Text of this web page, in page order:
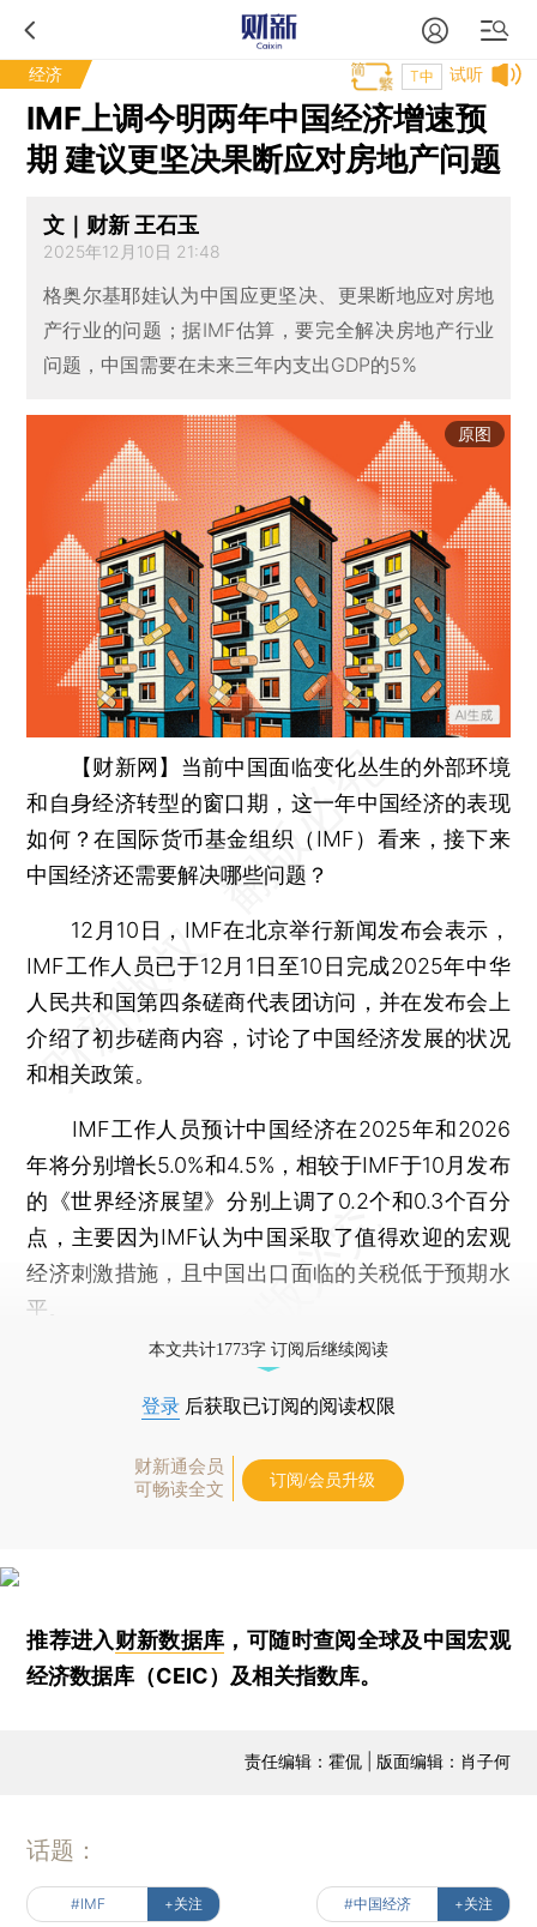
经济 试听
T中
IMF上调今明两年中国经济增速预
期 建议更坚决果断应对房地产问题
文｜财新 王石玉
2025年12月10日 21:48
格奥尔基耶娃认为中国应更坚决、更果断地应对房地
产行业的问题；据IMF估算，要完全解决房地产行业
问题，中国需要在未来三年内支出GDP的5%
原图
【财新网】 当前中国面临变化丛生的外部环境
和自身经济转型的窗口期，这一年中国经济的表现
如何？在国际货币基金组织（IMF）看来，接下来
中国经济还需要解决哪些问题？
12月10日，IMF在北京举行新闻发布会表示，
IMF工作人员已于12月1日至10日完成2025年中华
人民共和国第四条磋商代表团访问，并在发布会上
介绍了初步磋商内容，讨论了中国经济发展的状况
和相关政策。
IMF工作人员预计中国经济在2025年和2026
年将分别增长5.0%和4.5%，相较于IMF于10月发布
的《世界经济展望》分别上调了0.2个和0.3个百分
点，主要因为IMF认为中国采取了值得欢迎的宏观
经济刺激措施，且中国出口面临的关税低于预期水
平。
本文共计1773字 订阅后继续阅读
登录 后获取已订阅的阅读权限
财新通会员
可畅读全文
订阅/会员升级
推荐进入财新数据库 ，可随时查阅全球及中国宏观
经济数据库（CEIC）及相关指数库。
责任编辑：霍侃 | 版面编辑：肖子何
话题：
#IMF +关注 #中国经济 +关注